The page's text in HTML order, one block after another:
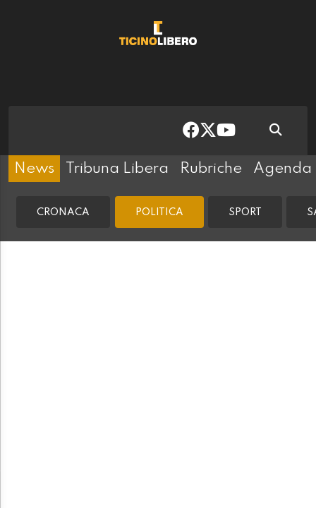
News Tribuna Libera Rubriche Agenda
CRONACA POLITICA SPORT